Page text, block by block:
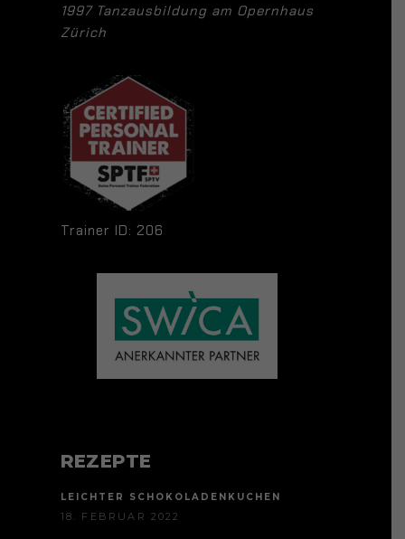
1997 Tanzausbildung am Opernhaus
Zürich
Trainer ID: 206
REZEPTE
LEICHTER SCHOKOLADENKUCHEN
18. FEBRUAR 2022